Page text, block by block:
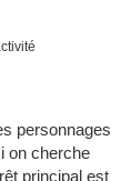
personnages
on cherche
principal est